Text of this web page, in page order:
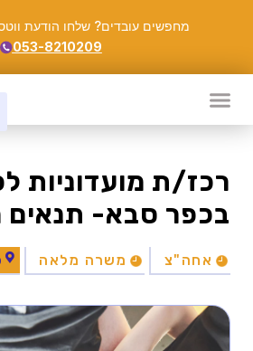
מחפשים עובדים? שלחו הודעת
053-8210209
רכז/ת מועדוניות
בכפר סבא- תנאים
אחה"צ משרה מלאה